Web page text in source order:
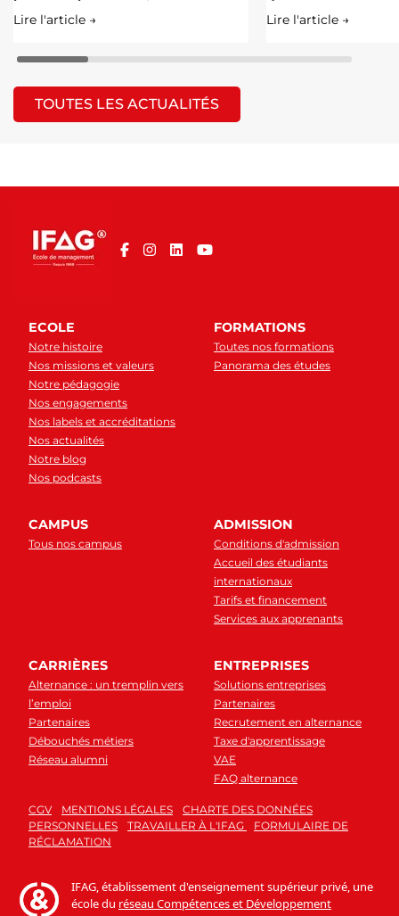
Lire l'article →
Lire l'article →
TOUTES LES ACTUALITÉS
ECOLE
Notre histoire
Nos missions et valeurs
Notre pédagogie
Nos engagements
Nos labels et accréditations
Nos actualités
Notre blog
Nos podcasts
FORMATIONS
Toutes nos formations
Panorama des études
CAMPUS
Tous nos campus
ADMISSION
Conditions d'admission
Accueil des étudiants
internationaux
Tarifs et financement
Services aux apprenants
CARRIÈRES
Alternance : un tremplin vers
l’emploi
Partenaires
Débouchés métiers
Réseau alumni
ENTREPRISES
Solutions entreprises
Partenaires
Recrutement en alternance
Taxe d'apprentissage
VAE
FAQ alternance
CGV MENTIONS LÉGALES
CHARTE DES DONNÉES
PERSONNELLES
TRAVAILLER À L'IFAG
FORMULAIRE DE
RÉCLAMATION